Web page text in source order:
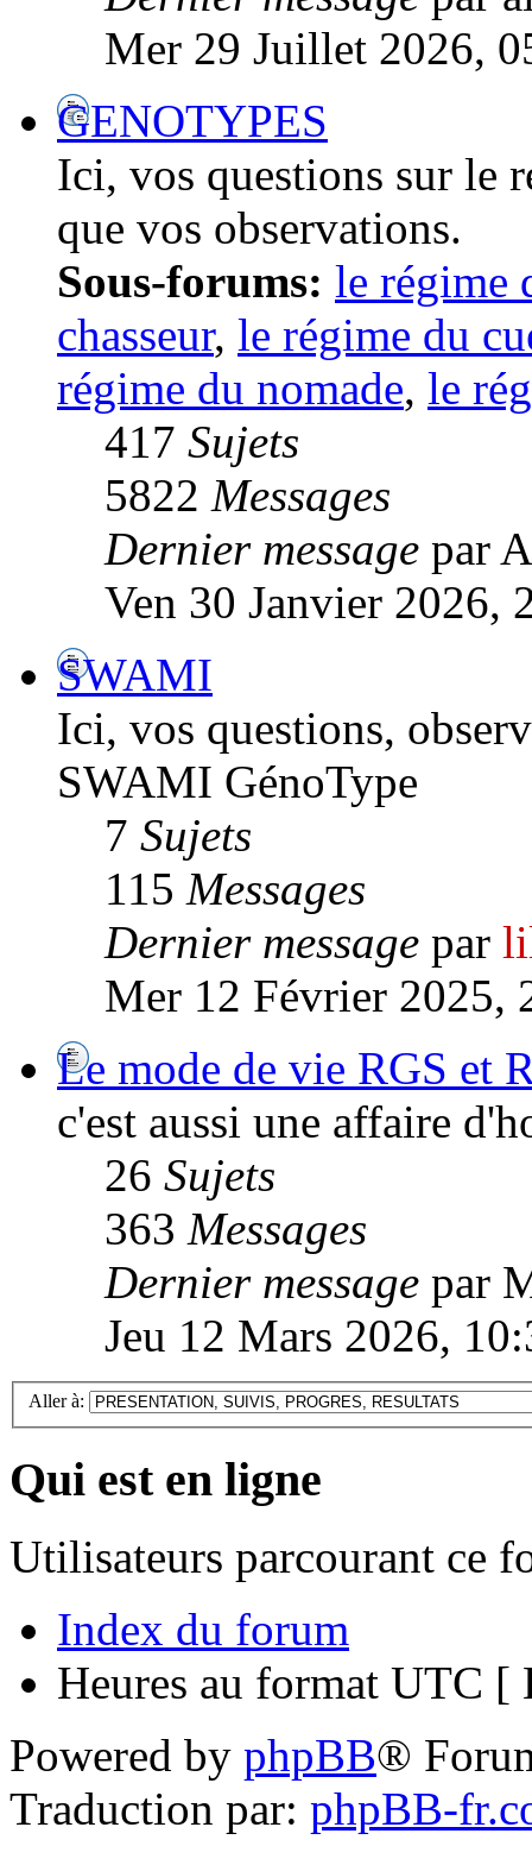
Mer 29 Juillet 2026,
GENOTYPES
Ici, vos questions sur le
que vos observations.
Sous-forums: le régime
chasseur, le régime du
régime du nomade, le
417 Sujets
5822 Messages
Dernier message par
Ven 30 Janvier 2026,
SWAMI
Ici, vos questions,
SWAMI GénoType
7 Sujets
115 Messages
Dernier message par
Mer 12 Février 2025,
Le mode de vie RGS et
c'est aussi une affaire
26 Sujets
363 Messages
Dernier message par
Jeu 12 Mars 2026,
Aller à:
Qui est en ligne
Utilisateurs parcourant ce
Index du forum
Heures au format UTC [
Powered by phpBB®
Traduction par: phpBB-